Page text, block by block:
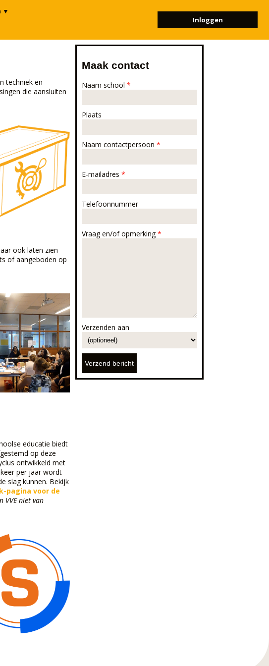
▼
Inloggen
techniek en
die aansluiten
ook laten zien
of aangeboden op
educatie biedt
op deze
ontwikkeld met
per jaar wordt
slag kunnen. Bekijk
pagina voor de
VVE niet van
Maak contact
Naam school *
Plaats
Naam contactpersoon *
E-mailadres *
Telefoonnummer
Vraag en/of opmerking*
Verzenden aan